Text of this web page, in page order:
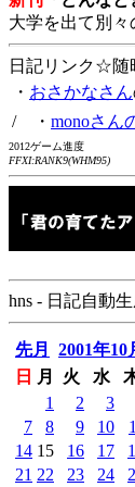
大学を出て別
日記リンク☆随
・ おさかなさん
/ ・ monoさん
2012ゲーム進度
FFXI:RANK9(WHM95)
hns - 日記自動
先月 2001年10
日
月 火 水
1
2 3
7
8 9 10
14 15 16 17
21 22 23 24